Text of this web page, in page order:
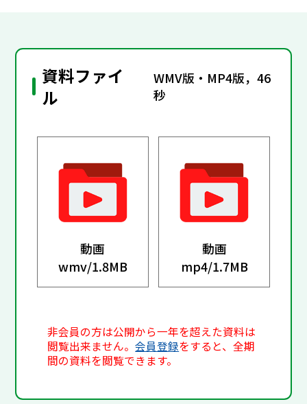
資料ファイ
ル
WMV版・MP4版，46
秒
動画
wmv/1.8MB
動画
mp4/1.7MB
非会員の方は公開から一年を超えた資料は
閲覧出来ません。会員登録をすると、全期
間の資料を閲覧できます。